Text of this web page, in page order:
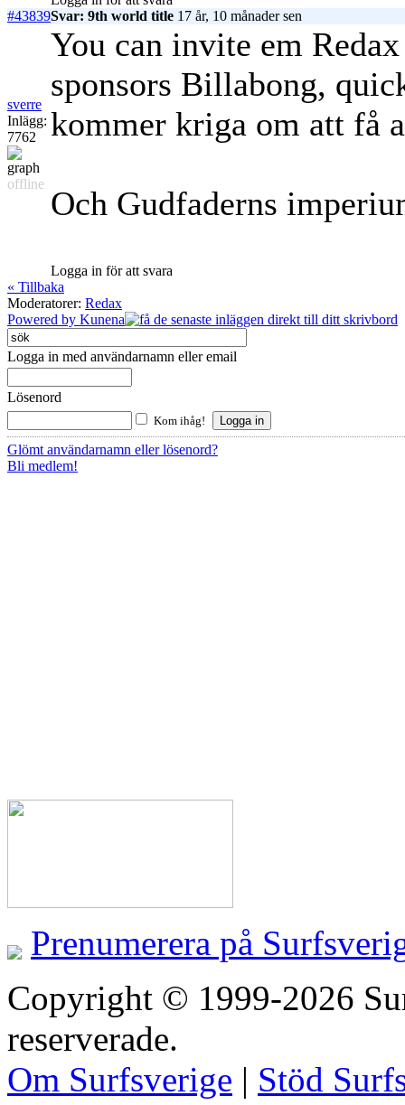
#43839Svar: 9th world title 17 år, 10 månader sen
sverre
Inlägg:
7762
offline
You can invite em
sponsors Billabong,
kommer kriga om att få
Och Gudfaderns
Logga in för att svara
« Tillbaka
Moderatorer: Redax
Powered by Kunena
Logga in med användarnamn eller email
Lösenord
Kom ihåg!
Glömt användarnamn eller lösenord?
Bli medlem!
Prenumerera på
Copyright © 1999-2026
reserverade.
Om Surfsverige | Stöd